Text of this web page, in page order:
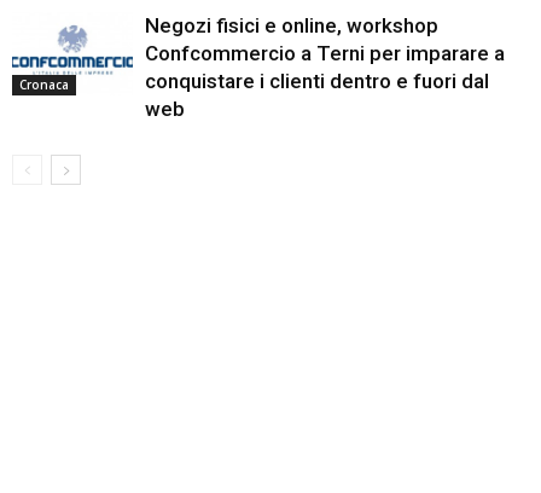
Cronaca
Negozi fisici e online, workshop
Confcommercio a Terni per imparare a
conquistare i clienti dentro e fuori dal
web